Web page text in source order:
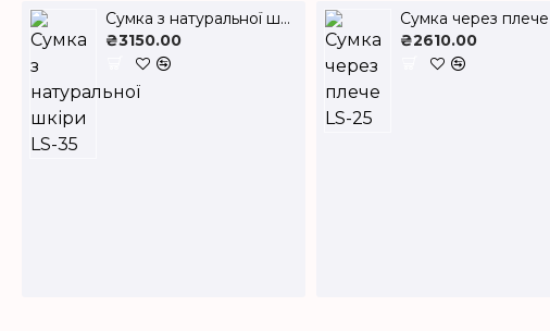
Cумка з натуральної шкіри LS-35
₴3150.00
₴2610.00